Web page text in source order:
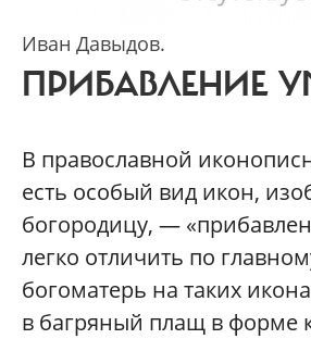
Иван Давыдов.
ПРИБАВЛЕНИЕ
В православной
есть особый вид икон,
богородицу, —
легко отличить по
богоматерь на таких
в багряный плащ в форме